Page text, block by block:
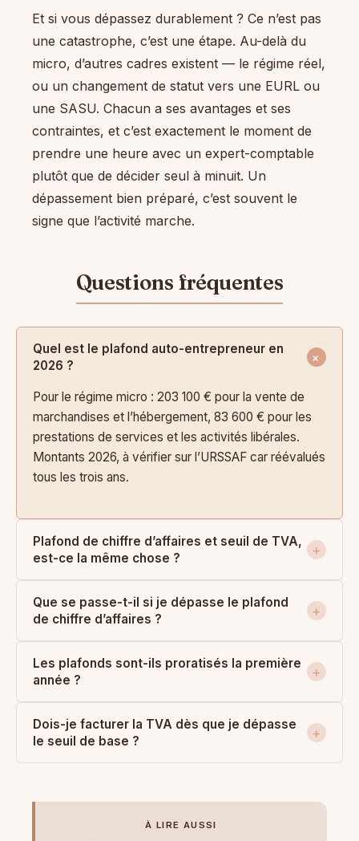
Et si vous dépassez durablement ? Ce n’est pas
une catastrophe, c’est une étape. Au-delà du
micro, d’autres cadres existent — le régime réel,
ou un changement de statut vers une EURL ou
une SASU. Chacun a ses avantages et ses
contraintes, et c’est exactement le moment de
prendre une heure avec un expert-comptable
plutôt que de décider seul à minuit. Un
dépassement bien préparé, c’est souvent le
signe que l’activité marche.
Quel est le plafond auto-entrepreneur en
2026 ?
Pour le régime micro : 203 100 € pour la vente de
marchandises et l’hébergement, 83 600 € pour les
prestations de services et les activités libérales.
Montants 2026, à vérifier sur l’URSSAF car réévalués
tous les trois ans.
Plafond de chiffre d’affaires et seuil de TVA,
est-ce la même chose ?
Que se passe-t-il si je dépasse le plafond
de chiffre d’affaires ?
Les plafonds sont-ils proratisés la première
année ?
Dois-je facturer la TVA dès que je dépasse
le seuil de base ?
À LIRE AUSSI